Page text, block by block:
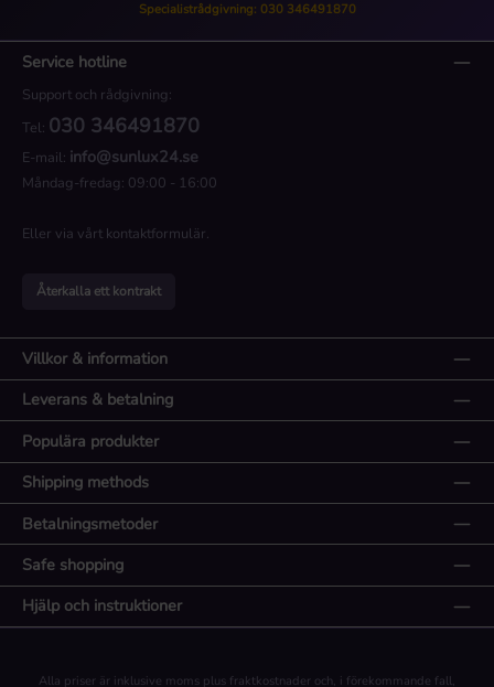
Specialistrådgivning: 030 346491870
Service hotline
Support och rådgivning:
Tel: 030 346491870
E-mail: info@sunlux24.se
Måndag-fredag: 09:00 - 16:00
Eller via vårt kontaktformulär.
Återkalla ett kontrakt
Villkor & information
Leverans & betalning
Populära produkter
Betalningsmetoder
Shipping methods
Safe shopping
Hjälp och instruktioner
Alla priser är inklusive moms plus fraktkostnader och, i förekommande fall,